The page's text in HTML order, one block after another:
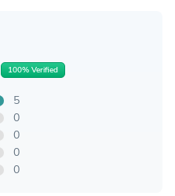
100% Verified
5
0
0
0
0